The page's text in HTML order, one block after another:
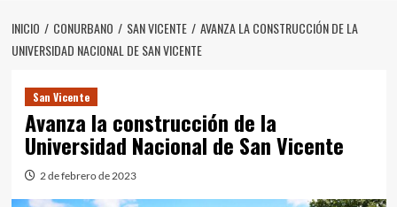
INICIO CONURBANO SAN VICENTE
AVANZA LA CONSTRUCCIÓN DE LA
UNIVERSIDAD NACIONAL DE SAN VICENTE
San Vicente
Avanza la construcción de la
Universidad Nacional de San Vicente
2 de febrero de 2023